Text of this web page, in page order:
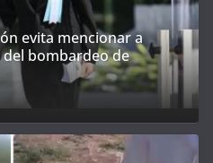
evita mencionar a
del bombardeo de